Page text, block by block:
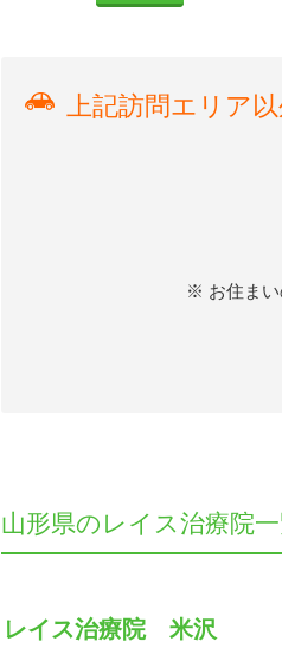
上記訪問エリア
※ お住まい
山形県のレイス治療院
レイス治療院 米沢